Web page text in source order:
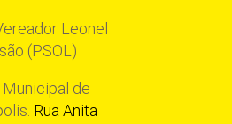
Leonel
(PSOL)
Municipal de
Rua Anita